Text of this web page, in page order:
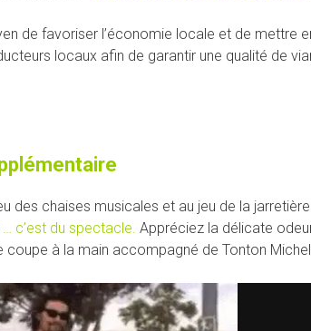
de favoriser l’économie locale et de
locaux afin de garantir une qualité de
des chaises musicales et au jeu de la
c’est du spectacle. Appréciez la délicate
à la main accompagné de Tonton